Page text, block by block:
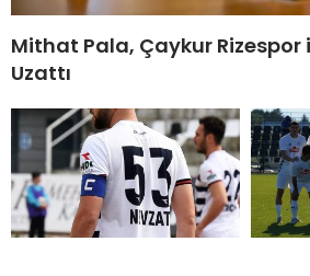
Mithat Pala, Çaykur Rizespor
Uzattı